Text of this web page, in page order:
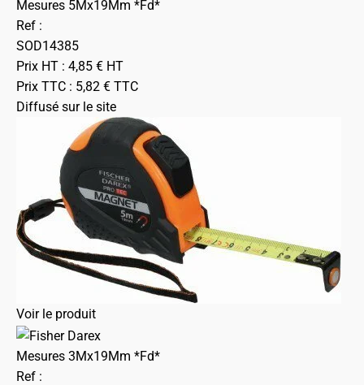
Mesures 5Mx19Mm *Fd*
Ref :
SOD14385
Prix HT : 4,85 € HT
Prix TTC : 5,82 € TTC
Diffusé sur le site
Voir le produit
Mesures 3Mx19Mm *Fd*
Ref :